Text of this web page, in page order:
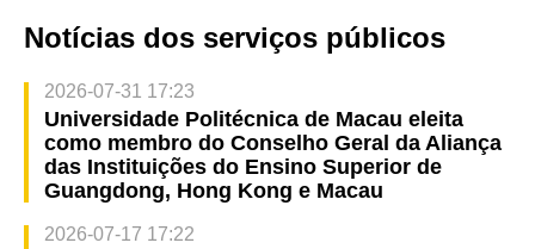
Notícias dos serviços públicos
2026-07-31 17:23
Universidade Politécnica de Macau eleita
como membro do Conselho Geral da Aliança
das Instituições do Ensino Superior de
Guangdong, Hong Kong e Macau
2026-07-17 17:22